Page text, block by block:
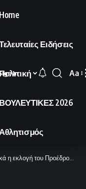
Home
Ειδήσεις
ΒΟΥΛΕΥΤΙΚΕΣ 2026
Αθλητισμός
In
Font
Aa
εκλογή του Προέδρου της Βουλής